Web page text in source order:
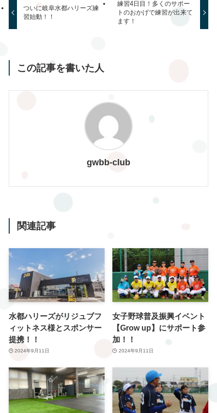
ついに岐阜水都ハリーズ練
習始動！！
練習4日目！多くのサポー
トのおかげで練習が出来て
ます！
この記事を書いた人
gwbb-club
関連記事
水都ハリーズがリジュブフ
ィットネス様とスポンサー
提携！！
2024年9月11日
女子野球普及振興イベント
【Grow up】にサポート参
加！！
2024年9月11日